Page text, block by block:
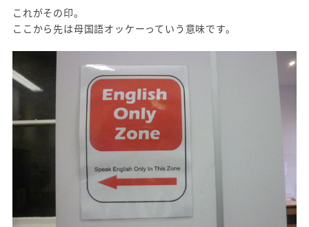
これがその印。
ここから先は母国語オッケーっていう意味です。